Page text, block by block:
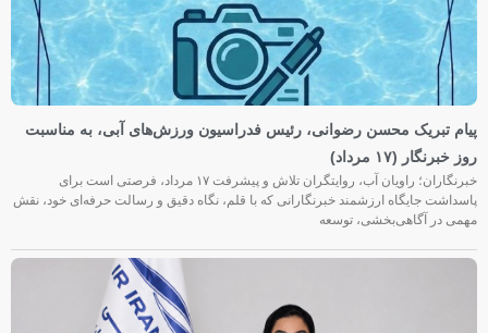
پیام تبریک محسن رضوانی، رئیس فدراسیون ورزش‌های آبی، به مناسبت
روز خبرنگار (۱۷ مرداد)
خبرنگاران؛ راویان آب، روایتگران تلاش و پیشرفت ۱۷ مرداد، فرصتی است برای
پاسداشت جایگاه ارزشمند خبرنگارانی که با قلم، نگاه دقیق و رسالت حرفه‌ای خود، نقش
مهمی در آگاهی‌بخشی، توسعه